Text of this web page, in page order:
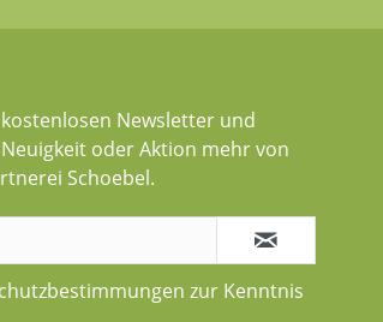
Newsletter und
oder Aktion mehr von
Schoebel.
zur Kenntnis